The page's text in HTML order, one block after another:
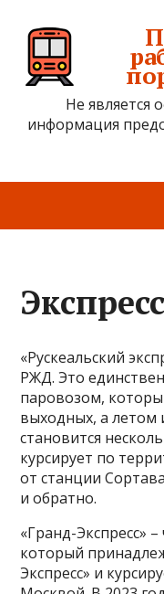
Не является
информация
«Рускеальский
РЖД. Это
паровозом,
выходных, а летом
становится
курсирует по
от станции
и обратно.
«Гранд-Экспресс»
который
Экспресс» и